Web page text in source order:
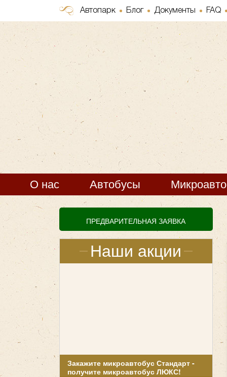
Автопарк Блог Документы FAQ
О нас Автобусы
ПРЕДВАРИТЕЛЬНАЯ ЗАЯВКА
Наши акции
Закажите микроавтобус Стандарт -
получите микроавтобус ЛЮКС!